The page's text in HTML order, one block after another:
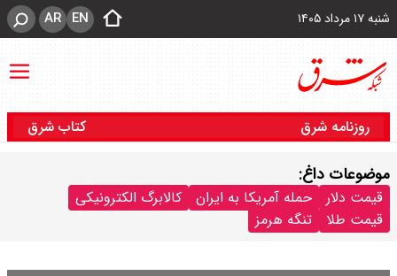
شنبه ۱۷ مرداد ۱۴۰۵ EN
AR
روزنامه شرق کتاب شرق
موضوعات داغ:
قیمت دلار حمله آمریکا به ایران
کالابرگ الکترونیکی
قیمت طلا
تنگه هرمز